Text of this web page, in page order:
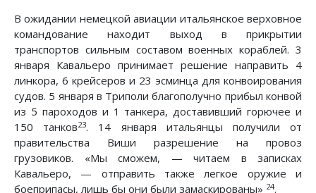
В ожидании немецкой авиации итальянское верховное
командование находит выход в прикрытии
транспортов сильным составом военных кораблей. 3
января Кавальеро принимает решение направить 4
линкора, 6 крейсеров и 23 эсминца для конвоирования
судов. 5 января в Триполи благополучно прибыл конвой
из 5 пароходов и 1 танкера, доставивший горючее и
150 танков23. 14 января итальянцы получили от
правительства Виши разрешение на провоз
грузовиков. «Мы сможем, — читаем в записках
Кавальеро, — отправить также легкое оружие и
боеприпасы, лишь бы они были замаскированы» 24.